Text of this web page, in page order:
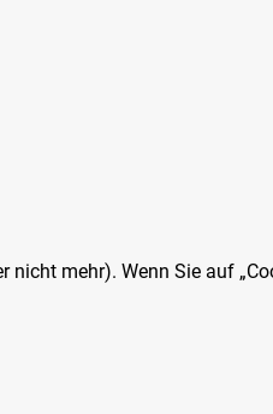
mehr). Wenn Sie auf